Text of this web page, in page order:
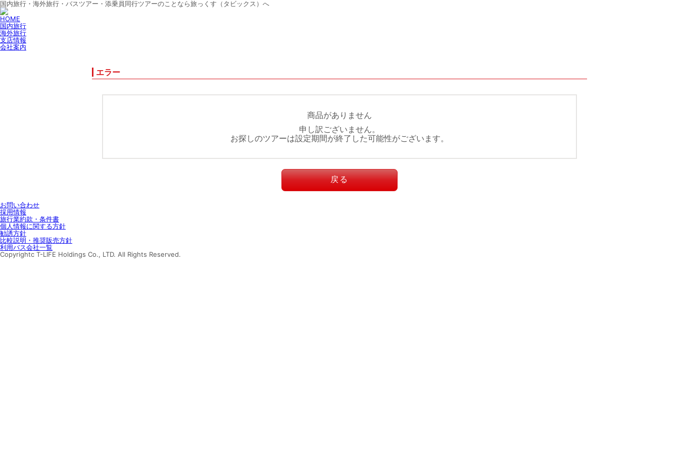
国内旅行・海外旅行・バスツアー・添乗員同行ツアーのことなら旅っくす（タビックス）へ
HOME
国内旅行
海外旅行
支店情報
会社案内
エラー
商品がありません
申し訳ございません。
お探しのツアーは設定期間が終了した可能性がございます。
戻る
お問い合わせ
採用情報
旅行業約款・条件書
個人情報に関する方針
勧誘方針
比較説明・推奨販売方針
利用バス会社一覧
Copyrightc T-LIFE Holdings Co., LTD. All Rights Reserved.